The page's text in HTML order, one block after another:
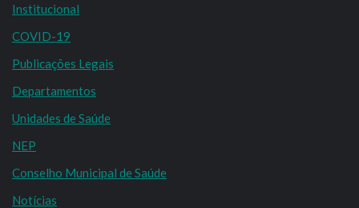
Institucional
COVID-19
Publicações Legais
Departamentos
Unidades de Saúde
NEP
Conselho Municipal de Saúde
Notícias